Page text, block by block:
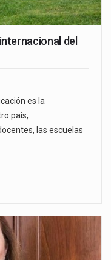
del
es la
país,
las escuelas